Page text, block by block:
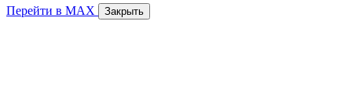
Перейти в MAX Закрыть